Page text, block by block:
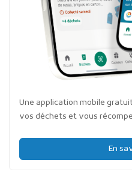
Une application mobile
vos déchets et vous
En